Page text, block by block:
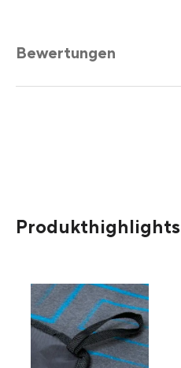
Bewertungen
Produkthighlights